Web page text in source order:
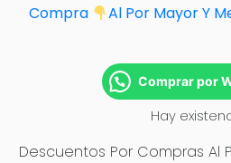
Compra
Al Por Mayor Y
Comprar por
Hay
Descuentos Por Compras Al